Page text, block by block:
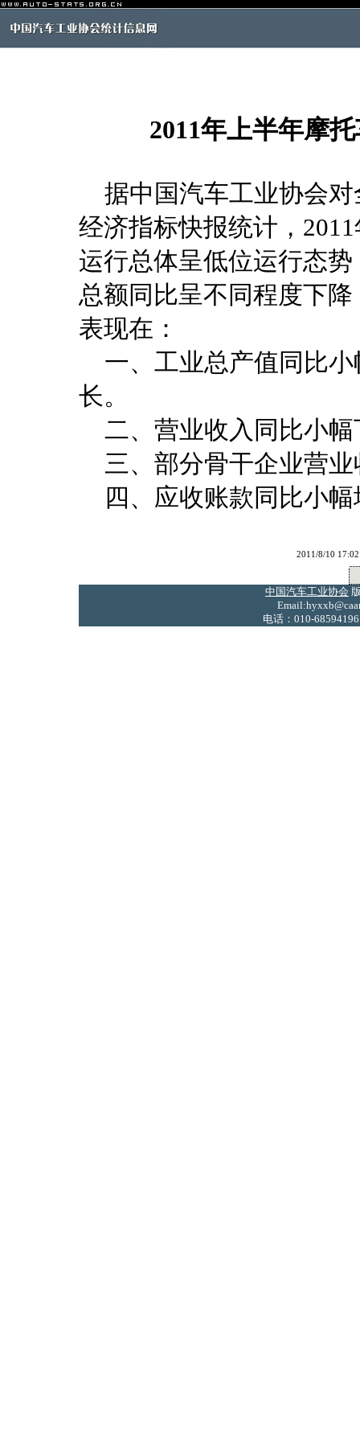
2011年上半年摩
据中国汽车工业协会对
经济指标快报统计，
运行总体呈低位运行态
总额同比呈不同程度下
表现在：
一、工业总产值同比小
长。
二、营业收入同比小幅
三、部分骨干企业营业
四、应收账款同比小幅
2011/8/10
中国汽车工业协会
电话：010-